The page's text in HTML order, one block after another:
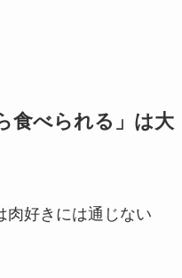
食べられる」は大
肉好きには通じない